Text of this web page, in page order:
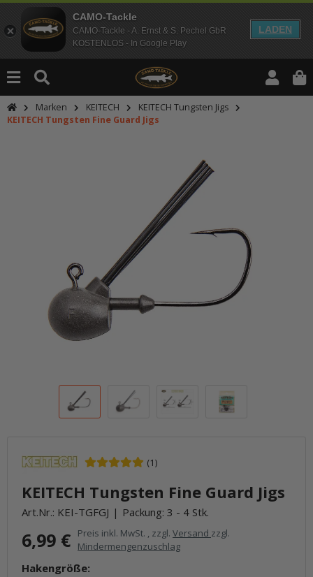
CAMO-Tackle
CAMO-Tackle - A. Ernst & S. Pechel GbR
KOSTENLOS - In Google Play
LADEN
Marken KEITECH
KEITECH Tungsten Jigs
KEITECH Tungsten Fine Guard Jigs
(1)
KEITECH Tungsten Fine Guard Jigs
Art.Nr.: KEI-TGFGJ Packung: 3 - 4 Stk.
6,99 € Preis inkl. MwSt. , zzgl. Versand zzgl.
Mindermengenzuschlag
Hakengröße: